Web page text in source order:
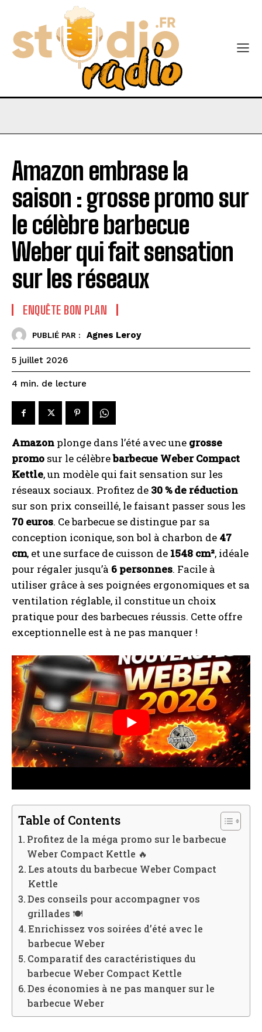
Amazon embrase la
saison : grosse promo sur
le célèbre barbecue
Weber qui fait sensation
sur les réseaux
ENQUÊTE BON PLAN
PUBLIÉ PAR : Agnes Leroy
5 juillet 2026
4 min. de lecture
Amazon plonge dans l’été avec une grosse
promo sur le célèbrebarbecue Weber Compact
Kettle, un modèle qui fait sensation sur les
réseaux sociaux. Profitez de 30 % de réduction
sur son prix conseillé, le faisant passer sous les
70 euros. Ce barbecue se distingue par sa
conception iconique, son bol à charbon de 47
cm, et une surface de cuisson de 1548 cm², idéale
pour régaler jusqu’à 6 personnes. Facile à
utiliser grâce à ses poignées ergonomiques et sa
ventilation réglable, il constitue un choix
pratique pour des barbecues réussis. Cette offre
exceptionnelle est à ne pas manquer !
Table of Contents
Profitez de la méga promo sur le barbecue
Weber Compact Kettle 🔥
Les atouts du barbecue Weber Compact
Kettle
Des conseils pour accompagner vos
grillades 🍽️
Enrichissez vos soirées d’été avec le
barbecue Weber
Comparatif des caractéristiques du
barbecue Weber Compact Kettle
Des économies à ne pas manquer sur le
barbecue Weber